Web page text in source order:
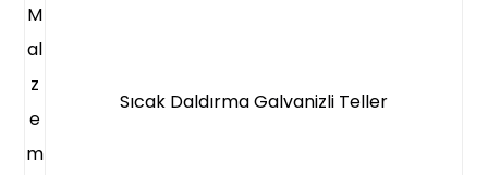
M
al
z
e
m
Sıcak Daldırma Galvanizli Teller